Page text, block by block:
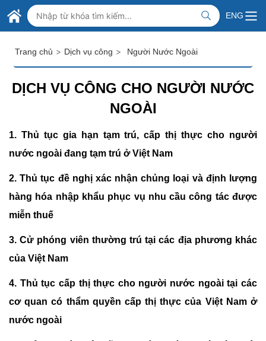
Skip to Main Content
BỘ NGOẠI GIAO VIỆT NAM
MINISTRY OF FOREIGN AFFAIRS
ENG
Trang chủ > Dịch vụ công > Người Nước Ngoài
DỊCH VỤ CÔNG CHO NGƯỜI NƯỚC
NGOÀI
1. Thủ tục gia hạn tạm trú, cấp thị thực cho người
nước ngoài đang tạm trú ở Việt Nam
2.Thủ tục đề nghị xác nhận chủng loại và định lượng
hàng hóa nhập khẩu phục vụ nhu cầu công tác được
miễn thuế
3.Cử phóng viên thường trú tại các địa phương khác
của Việt Nam
4. Thủ tục cấp thị thực cho người nước ngoài tại các
cơ quan có thẩm quyền cấp thị thực của Việt Nam ở
nước ngoài